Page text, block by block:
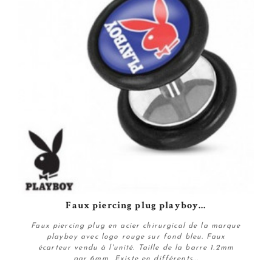
Faux piercing plug playboy...
Faux piercing plug en acier chirurgical de la marque
playboy avec logo rouge sur fond bleu. Faux
écarteur vendu à l'unité. Taille de la barre 1.2mm
par 6mm Existe en différents...